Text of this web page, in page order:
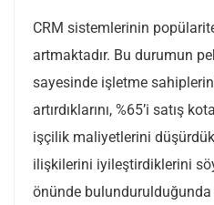
CRM sistemlerinin
artmaktadır. Bu durumun
sayesinde işletme
artırdıklarını, %65’i satış
işçilik maliyetlerini
ilişkilerini iyileştirdiklerini
önünde bulundurulduğunda